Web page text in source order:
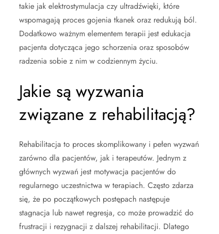
takie jak elektrostymulacja czy ultradźwięki, które
wspomagają proces gojenia tkanek oraz redukują ból.
Dodatkowo ważnym elementem terapii jest edukacja
pacjenta dotycząca jego schorzenia oraz sposobów
radzenia sobie z nim w codziennym życiu.
Jakie są wyzwania
związane z rehabilitacją?
Rehabilitacja to proces skomplikowany i pełen wyzwań
zarówno dla pacjentów, jak i terapeutów. Jednym z
głównych wyzwań jest motywacja pacjentów do
regularnego uczestnictwa w terapiach. Często zdarza
się, że po początkowych postępach następuje
stagnacja lub nawet regresja, co może prowadzić do
frustracji i rezygnacji z dalszej rehabilitacji. Dlatego